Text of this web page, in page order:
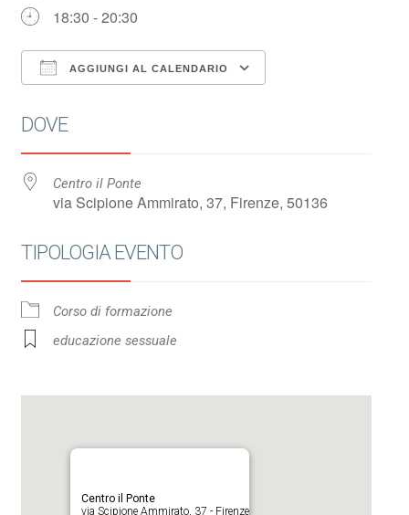
18:30 - 20:30
AGGIUNGI AL CALENDARIO
DOVE
Centro il Ponte
via Scipione Ammirato, 37, Firenze, 50136
TIPOLOGIA EVENTO
Corso di formazione
educazione sessuale
Centro il Ponte
via Scipione Ammirato, 37 - Firenze